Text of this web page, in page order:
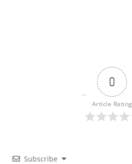
0
Article Rating
Subscribe